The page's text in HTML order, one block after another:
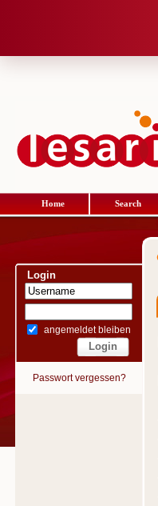
Home Search
Login
angemeldet bleiben
Passwort vergessen?